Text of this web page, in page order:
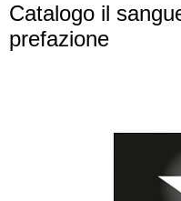
Catalogo il
prefazione